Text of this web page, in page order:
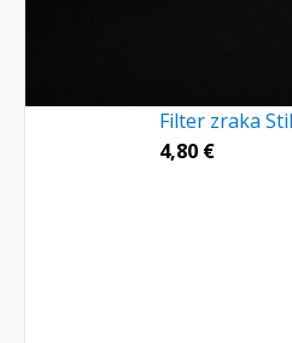
Filter zraka
4,80 €